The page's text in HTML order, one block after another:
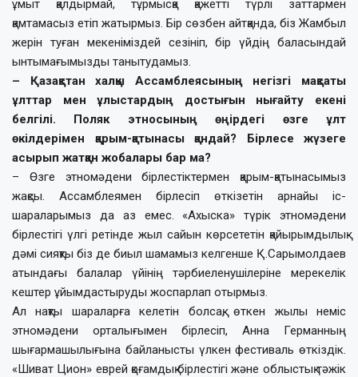
ұмыт қалдырмай, тұрмысқа қажетті түрлі заттармен
қамтамасыз етіп жатырмыз. Бір сөзбен айтқанда, біз Жамбыл
жерін туған мекеніміздей сезініп, бір үйдің баласындай
ынтымағымызды танытудамыз.
– Қазақстан халқы Ассамблеясының негізгі мақсаты
ұлттар мен ұлыстардың достығын нығайту екені
белгілі. Поляк этносының өңірдегі өзге ұлт
өкілдерімен қарым-қатынасы қандай? Бірлесе жүзеге
асырып жатқан жобалары бар ма?
– Өзге этномәдени бірлестіктермен қарым-қатынасымыз
жақсы. Ассамблеямен бірлесіп өткізетін арнайы іс-
шараларымыз да аз емес. «Ахыска» түрік этномәдени
бірлестігі үлгі ретінде жыл сайын көрсететін қайырымдылық
дәмі сияқты біз де биыл шамамыз келгенше Қ.Сарымолдаев
атындағы балалар үйінің тәрбиеленушілеріне мерекелік
кештер ұйымдастыруды жоспарлап отырмыз.
Ал нақты шараларға келетін болсақ, өткен жылы неміс
этномәдени орталығымен бірлесіп, Анна Германның
шығармашылығына байланысты үлкен фестиваль өткіздік.
«Шиват Цион» еврей қоғамдық бірлестігі және облыстық тәжік